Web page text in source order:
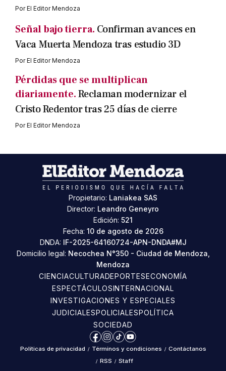
PorEl Editor Mendoza
Señal bajo tierra. Confirman avances en
Vaca Muerta Mendoza tras estudio 3D
PorEl Editor Mendoza
Pérdidas que se multiplican
diariamente.Reclaman modernizar el
Cristo Redentor tras 25 días de cierre
PorEl Editor Mendoza
Propietario: Laniakea SAS
Director: Leandro Geneyro
Edición: 521
Fecha: 10 de agosto de 2026
DNDA: IF-2025-64160724-APN-DNDA#MJ
Domicilio legal: Necochea N°350 - Ciudad de Mendoza,
Mendoza
CIENCIACULTURADEPORTESECONOMÍA
ESPECTÁCULOSINTERNACIONAL
INVESTIGACIONES Y ESPECIALES
JUDICIALESPOLICIALESPOLÍTICA
SOCIEDAD
Facebook
Instagram
TikTokYouTube
Políticas de privacidad / Términos y condiciones / Contáctanos
/ RSS / Staff